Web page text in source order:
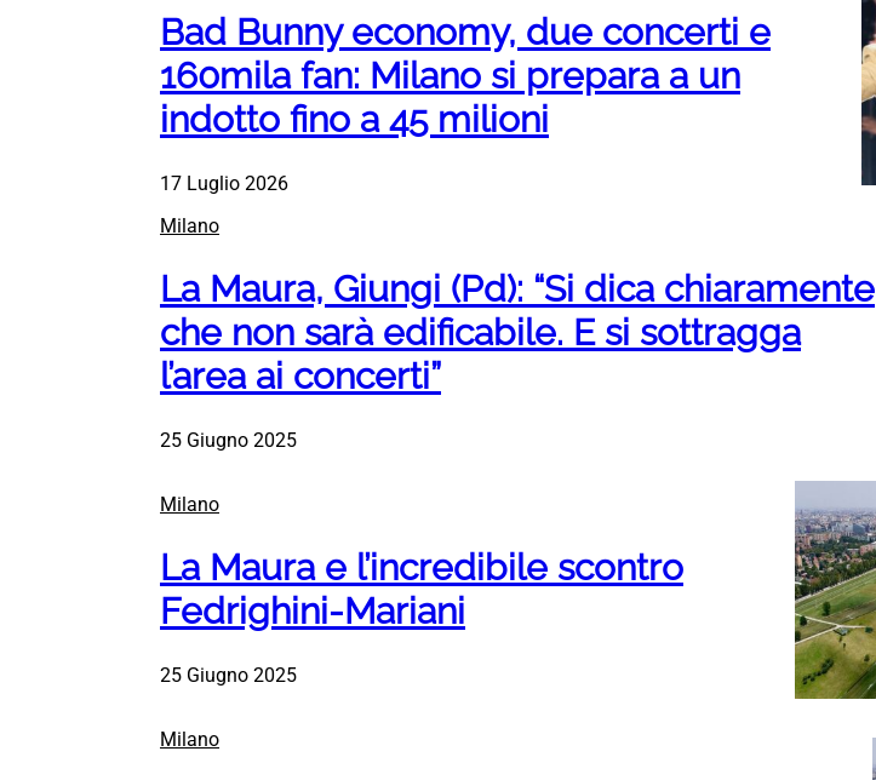
Bad Bunny economy, due concerti e
160mila fan: Milano si prepara a un
indotto fino a 45 milioni
17 Luglio 2026
Milano
La Maura, Giungi (Pd): “Si dica chiaramente
che non sarà edificabile. E si sottragga
l’area ai concerti”
25 Giugno 2025
Milano
La Maura e l’incredibile scontro
Fedrighini-Mariani
25 Giugno 2025
Milano